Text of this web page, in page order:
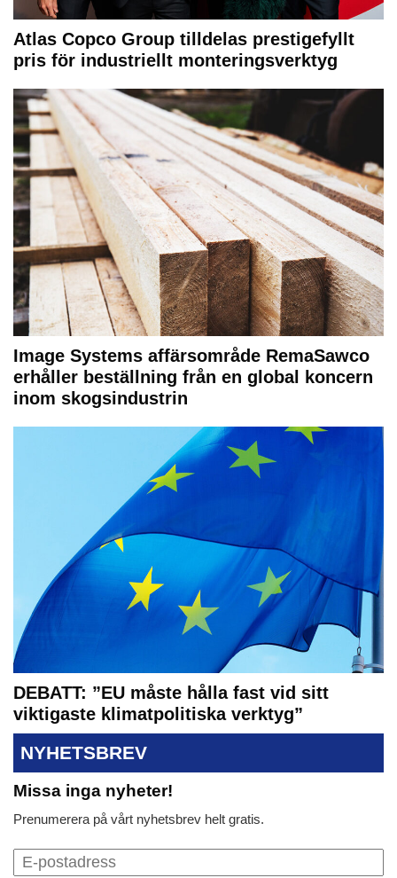
Atlas Copco Group tilldelas prestigefyllt
pris för industriellt monteringsverktyg
Image Systems affärsområde RemaSawco
erhåller beställning från en global koncern
inom skogsindustrin
DEBATT: ”EU måste hålla fast vid sitt
viktigaste klimatpolitiska verktyg”
NYHETSBREV
Missa inga nyheter!
Prenumerera på vårt nyhetsbrev helt gratis.